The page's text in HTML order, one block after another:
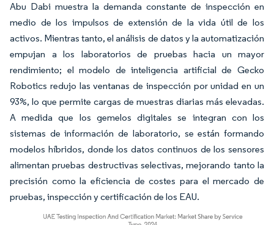
Abu Dabi muestra la demanda constante de inspección en
medio de los impulsos de extensión de la vida útil de los
activos. Mientras tanto, el análisis de datos y la automatización
empujan a los laboratorios de pruebas hacia un mayor
rendimiento; el modelo de inteligencia artificial de Gecko
Robotics redujo las ventanas de inspección por unidad en un
93%, lo que permite cargas de muestras diarias más elevadas.
A medida que los gemelos digitales se integran con los
sistemas de información de laboratorio, se están formando
modelos híbridos, donde los datos continuos de los sensores
alimentan pruebas destructivas selectivas, mejorando tanto la
precisión como la eficiencia de costes para el mercado de
pruebas, inspección y certificación de los EAU.